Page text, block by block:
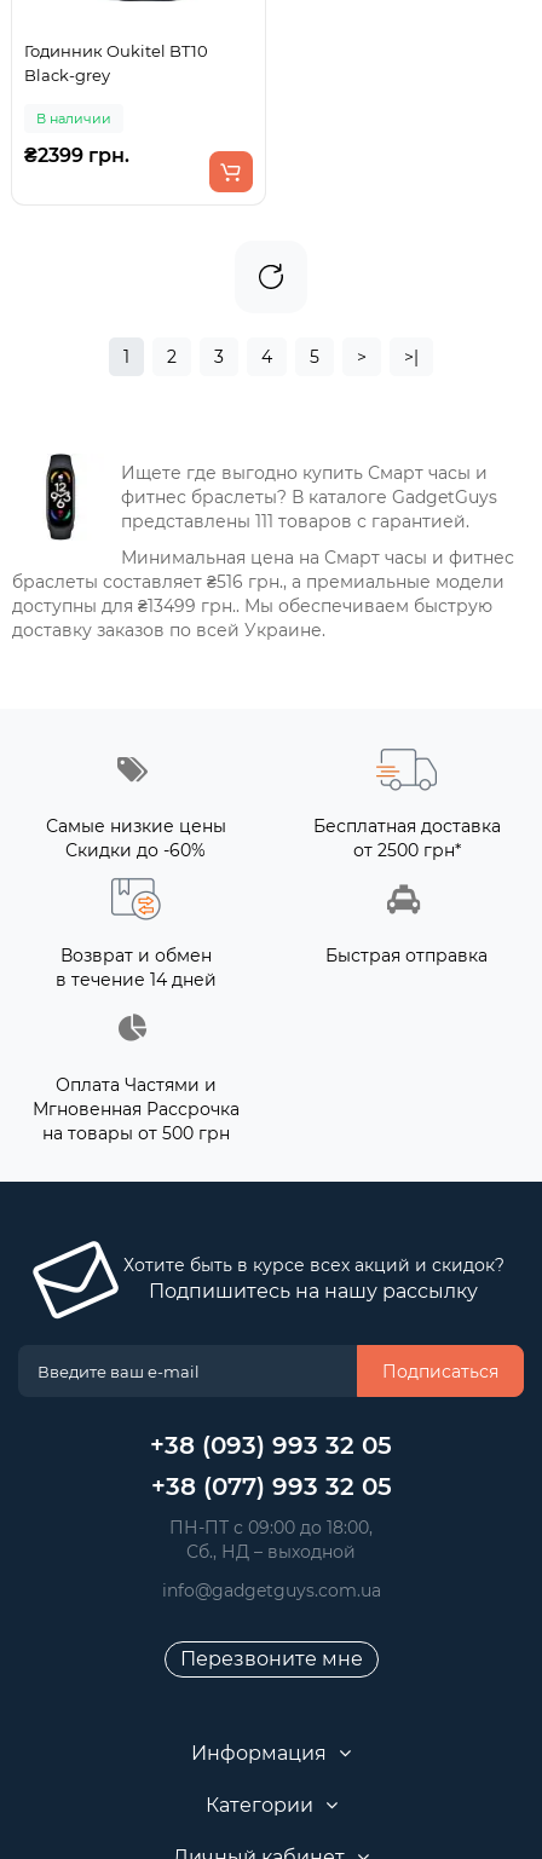
Годинник Oukitel BT10
Black-grey
В наличии
₴2399 грн.
1 2 3 4 5 > >|
Ищете где выгодно купить Смарт часы и
фитнес браслеты? В каталоге GadgetGuys
представлены 111 товаров с гарантией.
Минимальная цена на Смарт часы и фитнес
браслеты составляет ₴516 грн., а премиальные модели
доступны для ₴13499 грн.. Мы обеспечиваем быструю
доставку заказов по всей Украине.
Самые низкие цены
Скидки до -60%
Бесплатная доставка
от 2500 грн*
Возврат и обмен
в течение 14 дней
Быстрая отправка
Оплата Частями и
Мгновенная Рассрочка
на товары от 500 грн
Хотите быть в курсе всех акций и скидок?
Подпишитесь на нашу рассылку
Подписаться
+38 (093) 993 32 05
+38 (077) 993 32 05
ПН-ПТ с 09:00 до 18:00,
Сб., НД – выходной
info@gadgetguys.com.ua
Перезвоните мне
Информация
Категории